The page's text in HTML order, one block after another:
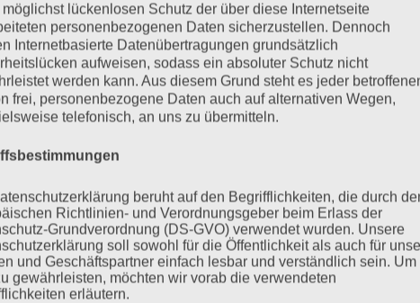
mehr ...
lückenlosen Schutz der über diese Internetseite
personenbezogenen Daten sicherzustellen. Dennoch
Internetbasierte Datenübertragungen grundsätzlich
aufweisen, sodass ein absoluter Schutz nicht
werden kann. Aus diesem Grund steht es jeder
frei, personenbezogene Daten auch auf alternativen Wegen,
telefonisch, an uns zu übermitteln.
beruht auf den Begrifflichkeiten, die durch
Richtlinien- und Verordnungsgeber beim Erlass der
Grundverordnung (DS-GVO) verwendet wurden. Unsere
soll sowohl für die Öffentlichkeit als auch für
und Geschäftspartner einfach lesbar und verständlich sein. Um
gewährleisten, möchten wir vorab die verwendeten
erläutern.